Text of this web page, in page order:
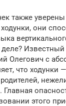
также уверены
они
Известный
Олегович с
что ходунки
этого